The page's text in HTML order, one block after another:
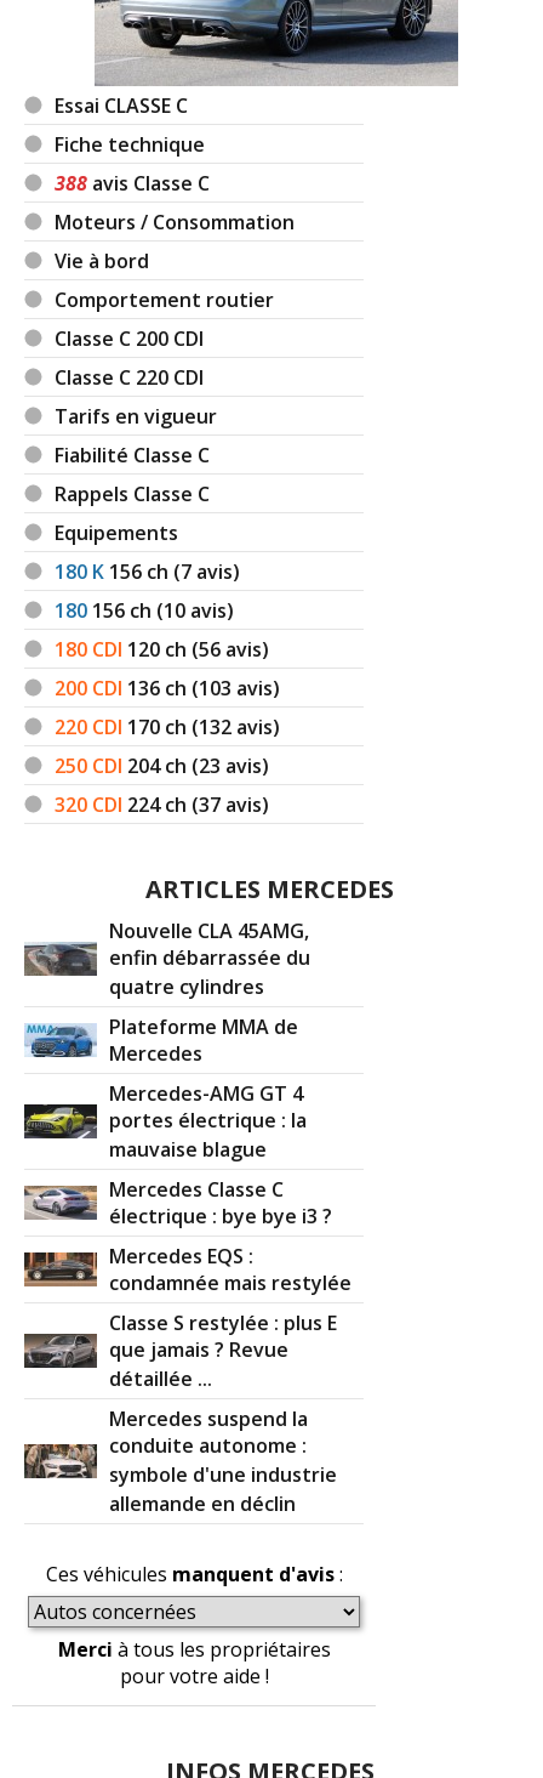
Essai CLASSE C
Fiche technique
388 avis Classe C
Moteurs / Consommation
Vie à bord
Comportement routier
Classe C 200 CDI
Classe C 220 CDI
Tarifs en vigueur
Fiabilité Classe C
Rappels Classe C
Equipements
180 K 156 ch (7 avis)
180 156 ch (10 avis)
180 CDI 120 ch (56 avis)
200 CDI 136 ch (103 avis)
220 CDI 170 ch (132 avis)
250 CDI 204ch (23 avis)
320 CDI 224ch (37 avis)
ARTICLES MERCEDES
Nouvelle CLA 45AMG,
enfin débarrassée du
quatre cylindres
Plateforme MMA de
Mercedes
Mercedes-AMG GT 4
portes électrique : la
mauvaise blague
Mercedes Classe C
électrique : bye bye i3 ?
Mercedes EQS :
condamnée mais restylée
Classe S restylée : plus E
que jamais ? Revue
détaillée ...
Mercedes suspend la
conduite autonome :
symbole d'une industrie
allemande en déclin
Ces véhicules manquent d'avis:
Merci à tous les propriétaires
pour votre aide !
INFOS MERCEDES